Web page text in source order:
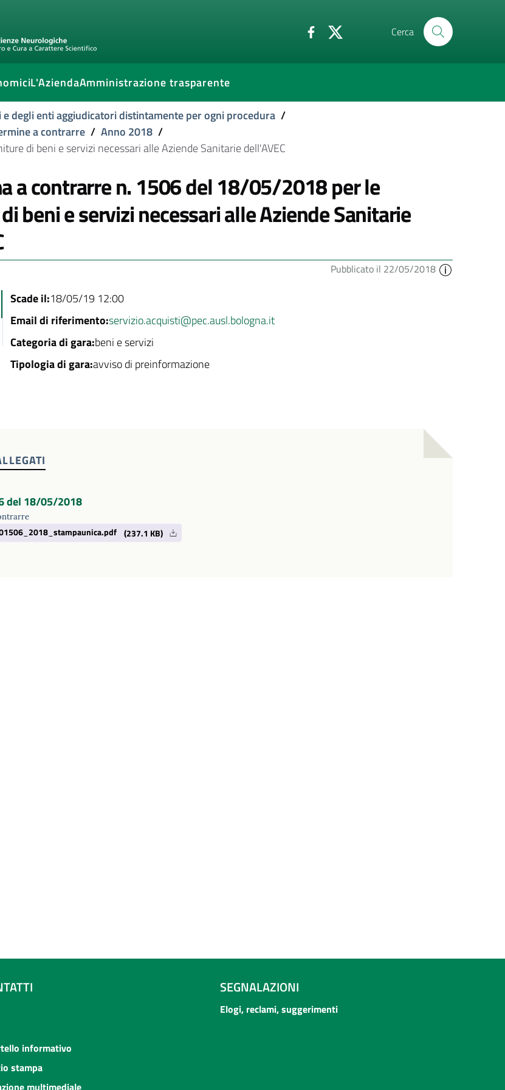
Cerca
L'AziendaAmministrazione trasparente
degli enti aggiudicatori distintamente per ogni procedura /
a contrarre / Anno 2018 /
di beni e servizi necessari alle Aziende Sanitarie dell'AVEC
a contrarre n. 1506 del 18/05/2018 per le
beni e servizi necessari alle Aziende Sanitarie
Pubblicato il 22/05/2018
Scade il:18/05/19 12:00
Email di riferimento:servizio.acquisti@pec.ausl.bologna.it
Categoria di gara:beni e servizi
Tipologia di gara:avviso di preinformazione
del 18/05/2018
(237.1 KB)
informativo
stampa
multimediale
SEGNALAZIONI
Elogi, reclami, suggerimenti